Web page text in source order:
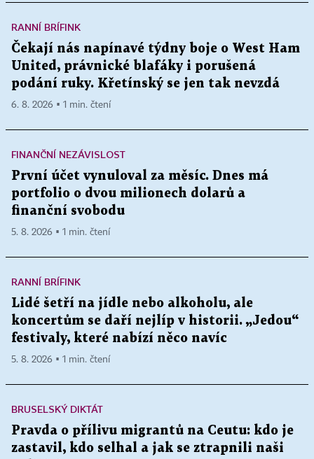
RANNÍ BRÍFINK
Čekají nás napínavé týdny boje o West Ham
United, právnické blafáky i porušená
podání ruky. Křetínský se jen tak nevzdá
6. 8. 2026 ▪ 1 min. čtení
FINANČNÍ NEZÁVISLOST
První účet vynuloval za měsíc. Dnes má
portfolio o dvou milionech dolarů a
finanční svobodu
5. 8. 2026 ▪ 1 min. čtení
RANNÍ BRÍFINK
Lidé šetří na jídle nebo alkoholu, ale
koncertům se daří nejlíp v historii. „Jedou“
festivaly, které nabízí něco navíc
5. 8. 2026 ▪ 1 min. čtení
BRUSELSKÝ DIKTÁT
Pravda o přílivu migrantů na Ceutu: kdo je
zastavil, kdo selhal a jak se ztrapnili naši